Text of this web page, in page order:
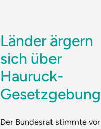
Länder ärgern
sich über
Hauruck-
Gesetzgebung
Der Bundesrat stimmte vor